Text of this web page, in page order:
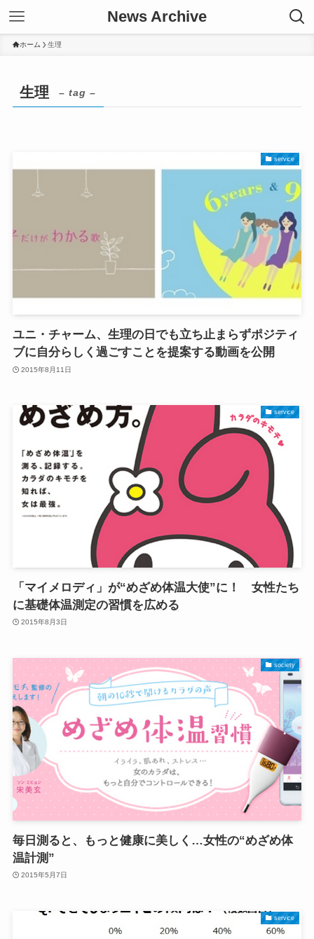
News Archive
ホーム 生理
生理 – tag –
service
ユニ・チャーム、生理の日でも立ち止まらずポジティ
ブに自分らしく過ごすことを提案する動画を公開
2015年8月11日
service
「マイメロディ」が“めざめ体温大使”に！ 女性たち
に基礎体温測定の習慣を広める
2015年8月3日
society
毎日測ると、もっと健康に美しく…女性の“めざめ体
温計測”
2015年5月7日
service